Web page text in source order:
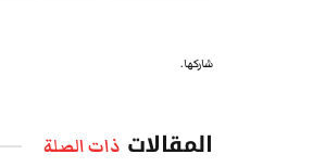
شاركها.
المقالات ذات الصلة